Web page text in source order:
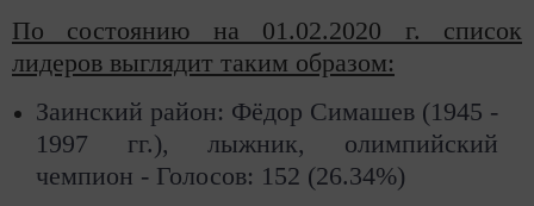
По состоянию на 01.02.2020 г. список
лидеров выглядит таким образом:
Заинский район: Фёдор Симашев (1945 -
1997 гг.), лыжник, олимпийский
чемпион - Голосов: 152 (26.34%)